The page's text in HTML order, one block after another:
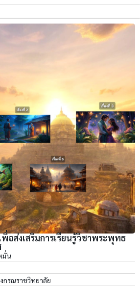
อส่งเสริมการเรียนรู้วิชาพระพุทธ
มั่น
กรณราชวิทยาลัย